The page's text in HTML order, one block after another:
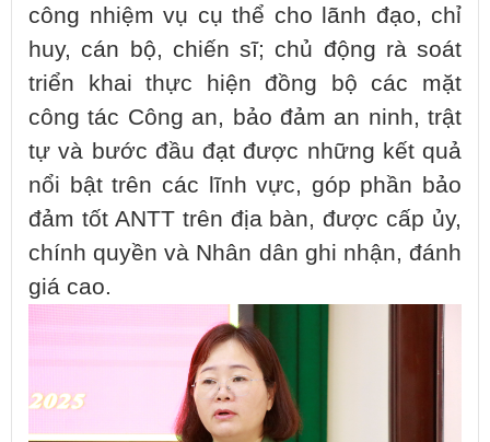
công nhiệm vụ cụ thể cho lãnh đạo, chỉ
huy, cán bộ, chiến sĩ; chủ động rà soát
triển khai thực hiện đồng bộ các mặt
công tác Công an, bảo đảm an ninh, trật
tự và bước đầu đạt được những kết quả
nổi bật trên các lĩnh vực, góp phần bảo
đảm tốt ANTT trên địa bàn, được cấp ủy,
chính quyền và Nhân dân ghi nhận, đánh
giá cao.